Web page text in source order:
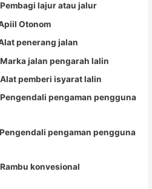
Pembagi lajur atau jalur
Otonom
penerang jalan
Marka jalan pengarah lalin
Alat pemberi isyarat lalin
Pengendali pengaman pengguna
Pengendali pengaman pengguna
Rambu konvesional